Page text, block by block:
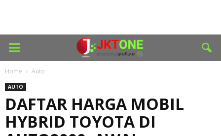
Home Auto
AUTO
DAFTAR HARGA MOBIL
HYBRID TOYOTA DI